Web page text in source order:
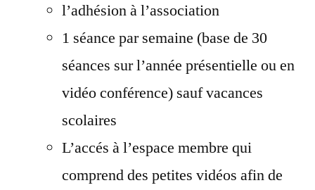
l’adhésion à l’association
1 séance par semaine (base de 30
séances sur l’année présentielle ou en
vidéo conférence) sauf vacances
scolaires
L’accés à l’espace membre qui
comprend des petites vidéos afin de